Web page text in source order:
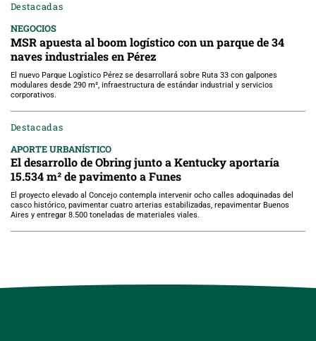
Destacadas
NEGOCIOS
MSR apuesta al boom logístico con un parque de 34
naves industriales en Pérez
El nuevo Parque Logístico Pérez se desarrollará sobre Ruta 33 con galpones
modulares desde 290 m², infraestructura de estándar industrial y servicios
corporativos.
Destacadas
APORTE URBANÍSTICO
El desarrollo de Obring junto a Kentucky aportaría
15.534 m² de pavimento a Funes
El proyecto elevado al Concejo contempla intervenir ocho calles adoquinadas del
casco histórico, pavimentar cuatro arterias estabilizadas, repavimentar Buenos
Aires y entregar 8.500 toneladas de materiales viales.